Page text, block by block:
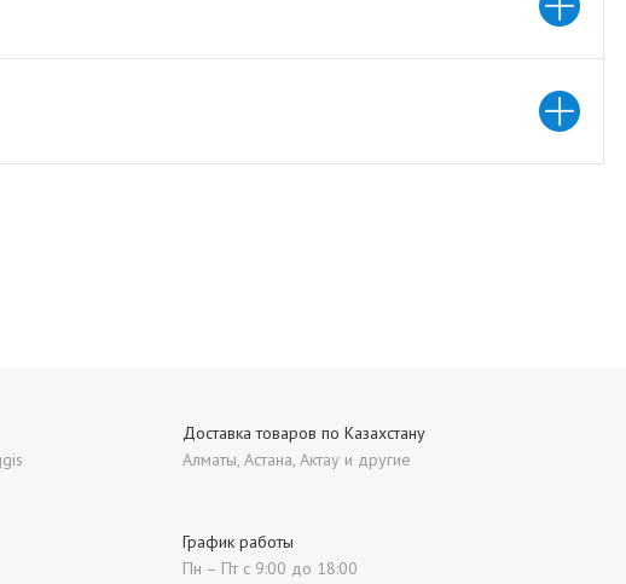
Доставка товаров по Казахстану
Алматы, Астана, Актау и другие
График работы
Пн – Пт с 9:00 до 18:00